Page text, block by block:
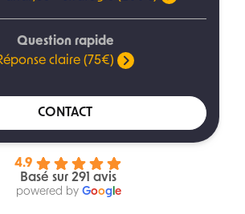
Question rapide
claire (75€)
CONTACT
4.9
Basé sur 291 avis
powered by Googl e